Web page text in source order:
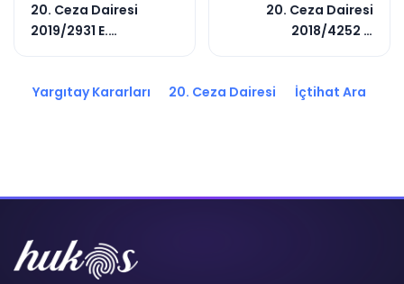
20. Ceza Dairesi
2019/2931 E.
20. Ceza Dairesi
2018/4252 E.
Yargıtay Kararları 20. Ceza Dairesi İçtihat Ara